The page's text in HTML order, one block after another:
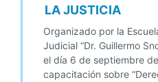
LA JUSTICIA
Organizado por la
Judicial “Dr. Guillermo
el día 6 de septiembre
capacitación sobre